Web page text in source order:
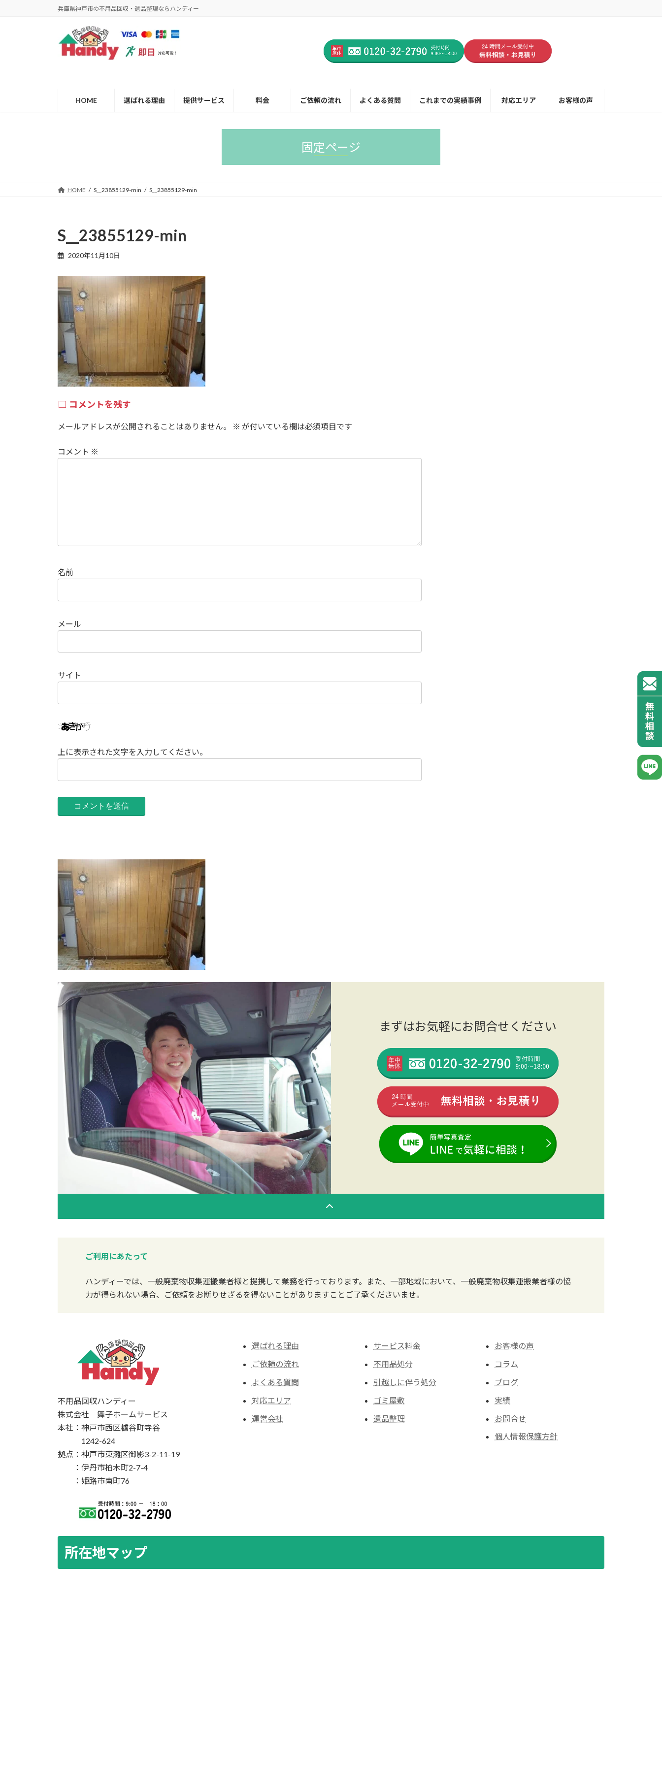
兵庫県神戸市の不用品回収・遺品整理ならハンディー
HOME 選ばれる理由 提供サービス 料金 ご依頼の流れ よくある質問 これまでの実績事例 対応エリア お客様の声
固定ページ
HOME S__23855129-min S__23855129-min
S__23855129-min
2020年11月10日
コメントを残す
メールアドレスが公開されることはありません。 ※ が付いている欄は必須項目です
コメント ※
名前
メール
サイト
上に表示された文字を入力してください。
まずはお気軽にお問合せください
ご利用にあたって
ハンディーでは、一般廃棄物収集運搬業者様と提携して業務を行っております。また、一部地域において、一般廃棄物収集運搬業者様の協
力が得られない場合、ご依頼をお断りせざるを得ないことがありますことご了承くださいませ。
不用品回収ハンディー
株式会社 舞子ホームサービス
本社：神戸市西区櫨谷町寺谷
1242-624
拠点：神戸市東灘区御影3-2-11-19
：伊丹市柏木町2-7-4
：姫路市南町76
選ばれる理由
ご依頼の流れ
よくある質問
対応エリア
運営会社
サービス料金
不用品処分
引越しに伴う処分
ゴミ屋敷
遺品整理
お客様の声
コラム
ブログ
実績
お問合せ
個人情報保護方針
所在地マップ